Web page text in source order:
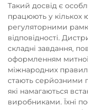
Такий досвід є
працюють у кількох
регуляторними
відповідності.
складні завдання,
оформленням
міжнародних
стають серйозними
які намагаються
виробниками. Їхні